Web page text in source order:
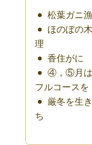
松葉ガニ
ほのぼの
理
香住がに
④，⑤月は
フルコースを
厳冬を生
ち